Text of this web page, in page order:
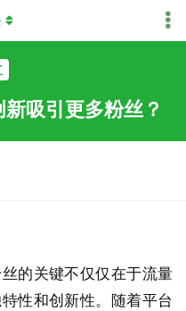
吸引更多粉丝？
的关键不仅仅在于流量
性和创新性。随着平台